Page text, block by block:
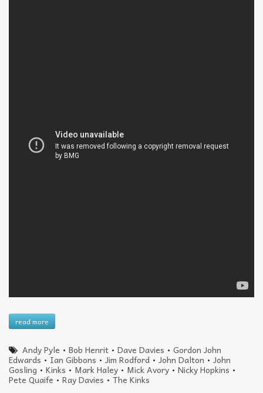
read more
Andy Pyle •Bob Henrit •Dave Davies •Gordon John
Edwards •Ian Gibbons • Jim Rodford • John Dalton • John
Gosling • Kinks • Mark Haley • Mick Avory • Nicky Hopkins •
Pete Quaife • Ray Davies • The Kinks